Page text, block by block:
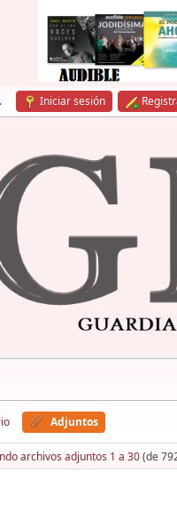
. Iniciar sesión
Adjuntos
archivos adjuntos 1 a 30(de